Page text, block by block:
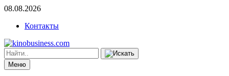
08.08.2026
Контакты
Меню